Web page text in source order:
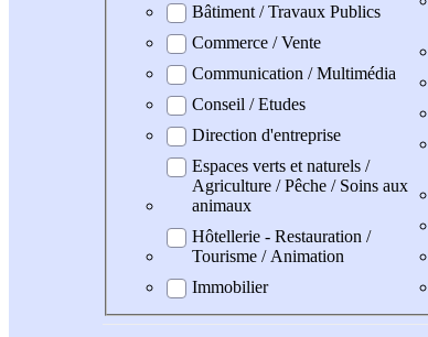
Bâtiment / Travaux Publics
Commerce / Vente
Communication / Multimédia
Conseil / Etudes
Direction d'entreprise
Espaces verts et naturels /
Agriculture / Pêche / Soins aux
animaux
Hôtellerie - Restauration /
Tourisme / Animation
Immobilier